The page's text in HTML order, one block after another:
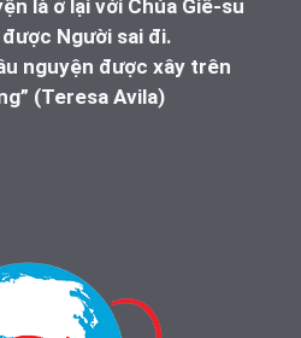
là ở lại với Chúa Giê-su
Người sai đi.
nguyện được xây trên
(Teresa Avila)